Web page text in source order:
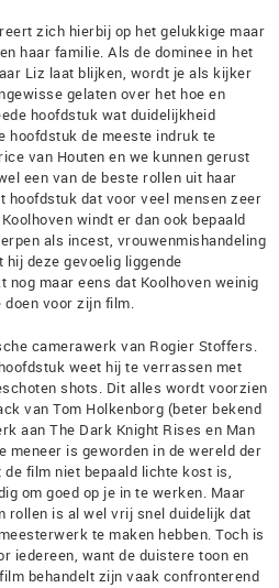
zich hierbij op het gelukkige maar
haar familie. Als de dominee in het
Liz laat blijken, wordt je als kijker
gelaten over het hoe en
hoofdstuk wat duidelijkheid
hoofdstuk de meeste indruk te
van Houten en we kunnen gerust
een van de beste rollen uit haar
hoofdstuk dat voor veel mensen zeer
windt er dan ook bepaald
als incest, vrouwenmishandeling
deze gevoelig liggende
maar eens dat Koolhoven weinig
doen voor zijn film.
camerawerk van Rogier Stoffers.
weet hij te verrassen met
shots. Dit alles wordt voorzien
van Tom Holkenborg (beter bekend
aan The Dark Knight Rises en Man
meneer is geworden in de wereld der
film niet bepaald lichte kost is,
om goed op je in te werken. Maar
rollen is al wel vrij snel duidelijk dat
te maken hebben. Toch is
iedereen, want de duistere toon en
behandelt zijn vaak confronterend